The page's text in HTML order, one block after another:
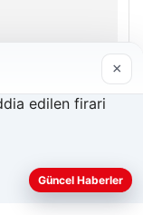
×
Güncel Haberler